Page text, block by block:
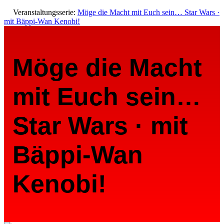
Veranstaltungsserie: Möge die Macht mit Euch sein… Star Wars ·
mit Bäppi-Wan Kenobi!
Möge die Macht
mit Euch sein…
Star Wars · mit
Bäppi-Wan
Kenobi!